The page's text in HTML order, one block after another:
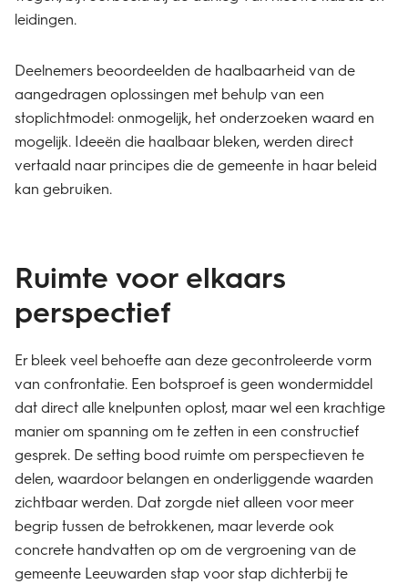
leidingen.
Deelnemers beoordeelden de haalbaarheid van de
aangedragen oplossingen met behulp van een
stoplichtmodel: onmogelijk, het onderzoeken waard en
mogelijk. Ideeën die haalbaar bleken, werden direct
vertaald naar principes die de gemeente in haar beleid
kan gebruiken.
Ruimte voor elkaars
perspectief
Er bleek veel behoefte aan deze gecontroleerde vorm
van confrontatie. Een botsproef is geen wondermiddel
dat direct alle knelpunten oplost, maar wel een krachtige
manier om spanning om te zetten in een constructief
gesprek. De setting bood ruimte om perspectieven te
delen, waardoor belangen en onderliggende waarden
zichtbaar werden. Dat zorgde niet alleen voor meer
begrip tussen de betrokkenen, maar leverde ook
concrete handvatten op om de vergroening van de
gemeente Leeuwarden stap voor stap dichterbij te